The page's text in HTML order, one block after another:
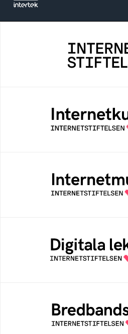
Internetstiftelsen verkar
bidrar positivt till
Samlad kunskap som
säker och medveten
Ett digitalt museum som
av
Öppen digital lärresurs
för alla stadier i
Bredbandskollen är
konsumentverktyg